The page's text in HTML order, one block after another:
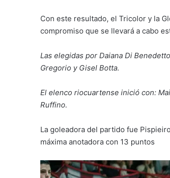
Con este resultado, el Tricolor y la
compromiso que se llevará a cabo
Las elegidas por Daiana Di
Gregorio y Gisel Botta.
El elenco riocuartense inició con:
Ruffino.
La goleadora del partido fue
máxima anotadora con 13 puntos